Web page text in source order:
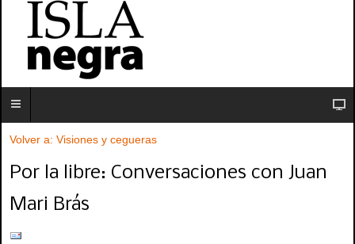
Volver a: Visiones y cegueras
Por la libre: Conversaciones con Juan
Mari Brás